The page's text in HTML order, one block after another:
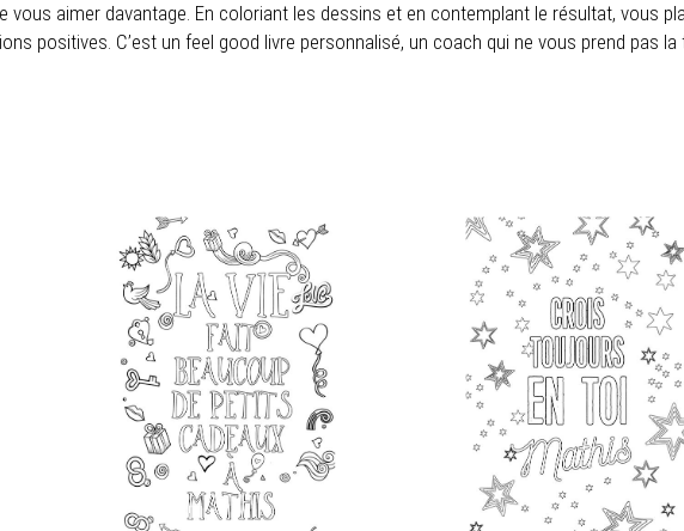
vous aimer davantage. En coloriant les dessins et en contemplant le résultat, vous
positives. C’est un feel good livre personnalisé, un coach qui ne vous prend pas